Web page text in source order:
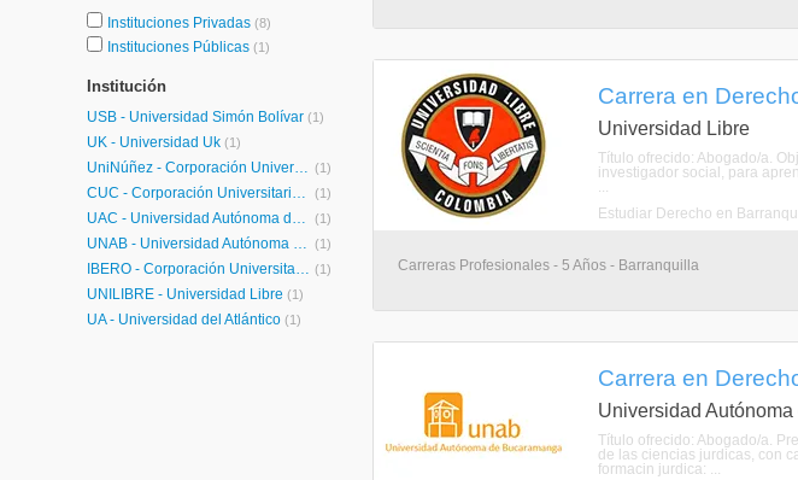
Instituciones Privadas (8)
Instituciones Públicas (1)
Institución
USB - Universidad Simón Bolívar (1)
UK - Universidad Uk (1)
UniNúñez - Corporación Universitaria Rafael Núñez (1)
CUC - Corporación Universitaria de la Costa (1)
UAC - Universidad Autónoma del Caribe (1)
UNAB - Universidad Autónoma de Bucaramanga (1)
IBERO - Corporación Universitaria Iberoamericana (1)
UNILIBRE - Universidad Libre (1)
UA - Universidad del Atlántico (1)
Carrera en
Universidad Libre
Título ofrecido: Abogado/a.
investigador social, para
...
Estudiar Derecho en
Carreras Profesionales - 5 Años - Barranquilla
Carrera en
Universidad
Título ofrecido: Abogado/a.
de las ciencias jurdicas, con
formacin jurdica: ...